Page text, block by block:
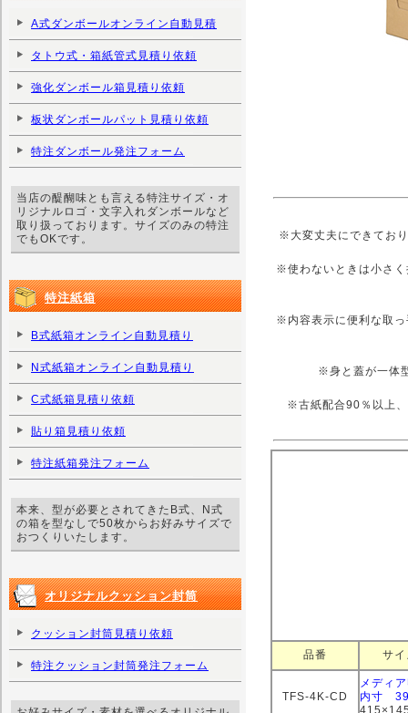
※大変丈夫にできてお
※使わないときは小さ
※内容表示に便利な取
※身と蓋が一体
※古紙配合90％以上
品番 サ
TFS-4K-CD
メディ
内寸
A式ダンボールオンライン自動見積
タトウ式・箱紙管式見積り依頼
強化ダンボール箱見積り依頼
板状ダンボールパット見積り依頼
特注ダンボール発注フォーム
当店の醍醐味とも言える特注サイズ・オ
リジナルロゴ・文字入れダンボールなど
取り扱っております。サイズのみの特注
でもOKです。
特注紙箱
B式紙箱オンライン自動見積り
N式紙箱オンライン自動見積り
C式紙箱見積り依頼
貼り箱見積り依頼
特注紙箱発注フォーム
本来、型が必要とされてきたB式、N式
の箱を型なしで50枚からお好みサイズで
おつくりいたします。
オリジナルクッション封筒
クッション封筒見積り依頼
特注クッション封筒発注フォーム